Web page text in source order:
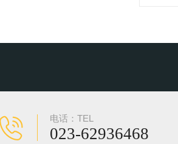
电话：TEL
023-62936468